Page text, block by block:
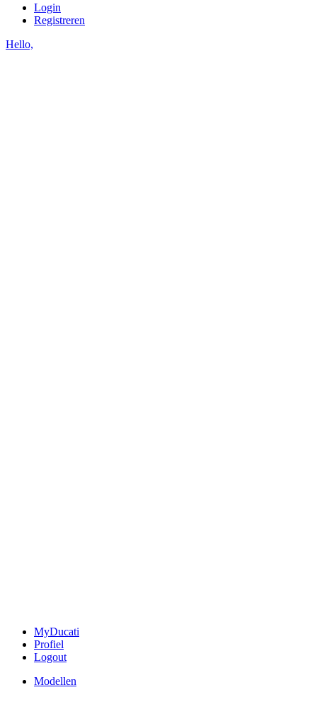
Login
Registreren
Hello,
MyDucati
Profiel
Logout
Modellen